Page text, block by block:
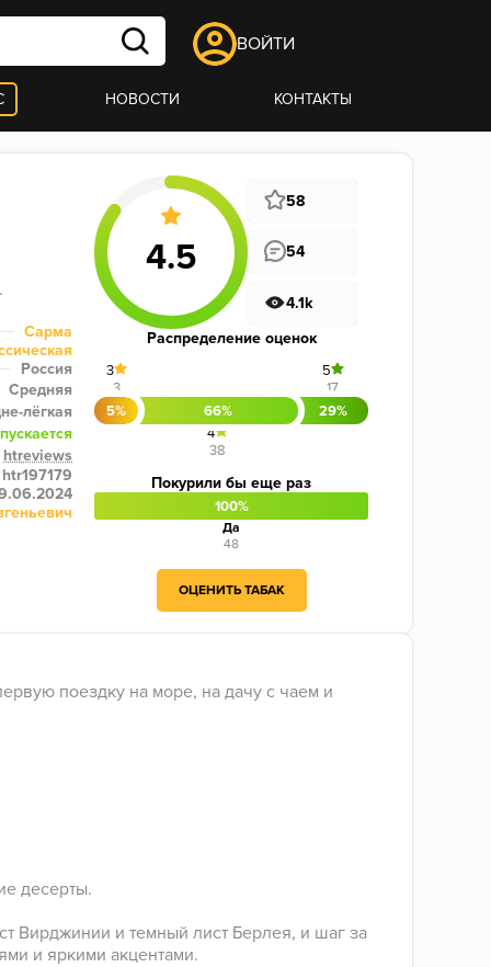
ВОЙТИ
НОВОСТИ КОНТАКТЫ
Сарма
Россия
Средняя
лёгкая
htreviews
htr197179
58
54
4.1k
Распределение оценок
5%
3
3
66%
4
38
29%
5
17
Покурили бы еще раз
100%
Да
48
ОЦЕНИТЬ ТАБАК
поездку на море, на дачу с чаем и
десерты.
Вирджинии и темный лист Берлея, и шаг за
и яркими акцентами.